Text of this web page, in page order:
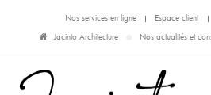
Nos services en ligne Espace client
Jacinto Architecture
Nos actualités et